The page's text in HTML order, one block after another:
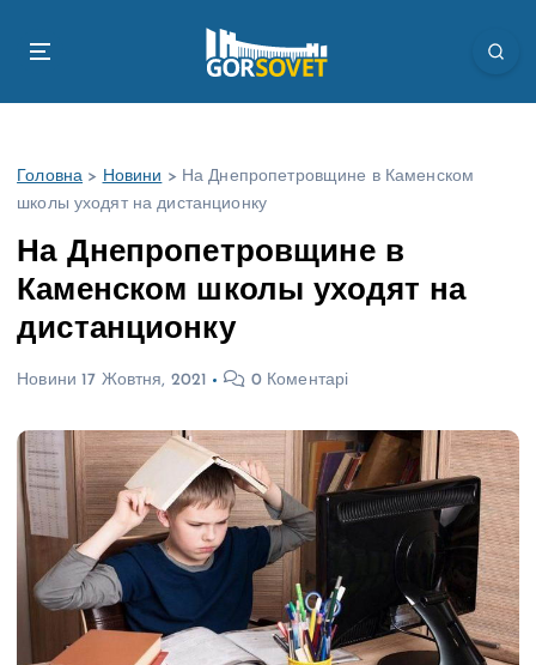
Головна > Новини > На Днепропетровщине в Каменском
школы уходят на дистанционку
На Днепропетровщине в
Каменском школы уходят на
дистанционку
Новини 17 Жовтня, 2021 0 Коментарі